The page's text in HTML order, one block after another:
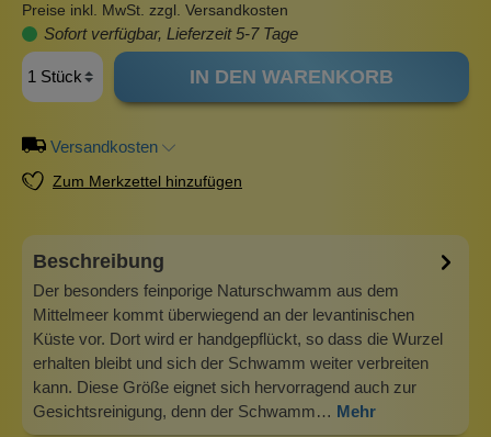
Preise inkl. MwSt. zzgl. Versandkosten
Sofort verfügbar, Lieferzeit 5-7 Tage
IN DEN WARENKORB
Versandkosten
Zum Merkzettel hinzufügen
Beschreibung
Der besonders feinporige Naturschwamm aus dem
Mittelmeer kommt überwiegend an der levantinischen
Küste vor. Dort wird er handgepflückt, so dass die Wurzel
erhalten bleibt und sich der Schwamm weiter verbreiten
kann. Diese Größe eignet sich hervorragend auch zur
Gesichtsreinigung, denn der Schwamm… Mehr